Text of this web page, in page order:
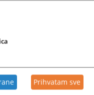
iz člana 131.
Republike Srpske.
Prihvatam sve